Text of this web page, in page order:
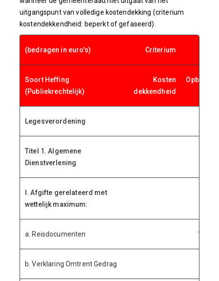
uitgangspunt van volledige kostendekking (criterium
kostendekkendheid: beperkt of gefaseerd).
(bedragen in euro's) Criterium
Soort Heffing
(Publiekrechtelijk)
Kosten
dekkendheid
Legesverordening
Titel 1. Algemene
Dienstverlening
I. Afgifte gerelateerd met
wettelijk maximum:
a. Reisdocumenten
b. Verklaring Omtrent Gedrag